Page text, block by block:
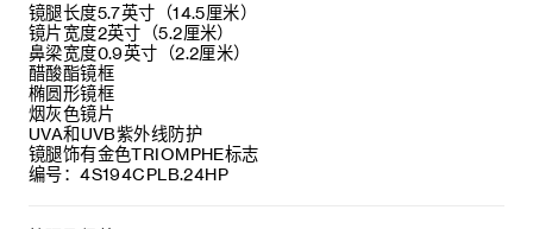
镜腿长度5.7英寸（14.5厘米）
镜片宽度2英寸（5.2厘米）
鼻梁宽度0.9英寸（2.2厘米）
醋酸酯镜框
椭圆形镜框
烟灰色镜片
UVA和UVB紫外线防护
镜腿饰有金色TRIOMPHE标志
编号：4S194CPLB.24HP